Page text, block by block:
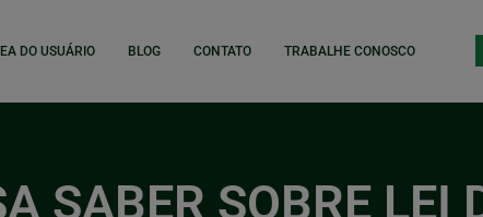
DO USUÁRIO BLOG CONTATO TRABALHE CONOSCO
SABER SOBRE LEI